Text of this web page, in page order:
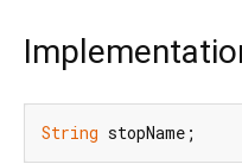
String stopName;